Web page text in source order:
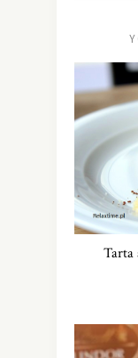
Tarta